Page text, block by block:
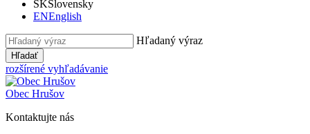
SKSlovensky
ENEnglish
Hľadaný výraz
Hľadať
rozšírené vyhľadávanie
Obec Hrušov
Kontaktujte nás